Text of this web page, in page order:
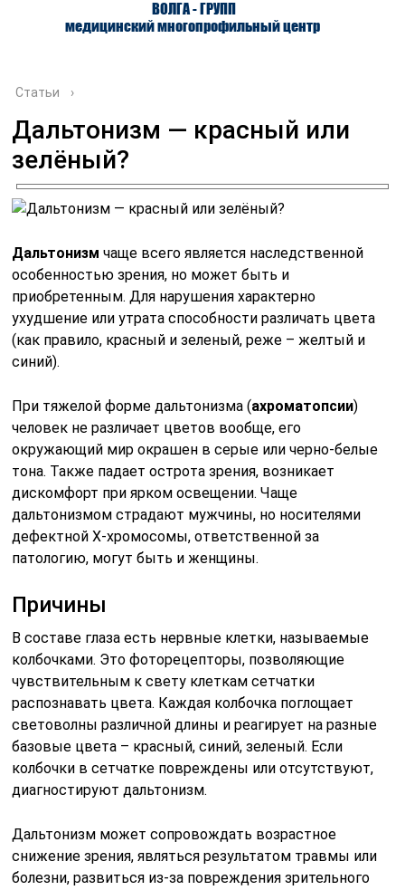
ВОЛГА - ГРУПП
медицинский многопрофильный центр
О ЦЕНТРЕ
Статьи ›
Дальтонизм — красный или
зелёный?
Дальтонизм чаще всего является наследственной
особенностью зрения, но может быть и
приобретенным. Для нарушения характерно
ухудшение или утрата способности различать цвета
(как правило, красный и зеленый, реже – желтый и
синий).
При тяжелой форме дальтонизма (ахроматопсии)
человек не различает цветов вообще, его
окружающий мир окрашен в серые или черно-белые
тона. Также падает острота зрения, возникает
дискомфорт при ярком освещении. Чаще
дальтонизмом страдают мужчины, но носителями
дефектной Х-хромосомы, ответственной за
патологию, могут быть и женщины.
Причины
В составе глаза есть нервные клетки, называемые
колбочками. Это фоторецепторы, позволяющие
чувствительным к свету клеткам сетчатки
распознавать цвета. Каждая колбочка поглощает
световолны различной длины и реагирует на разные
базовые цвета – красный, синий, зеленый. Если
колбочки в сетчатке повреждены или отсутствуют,
диагностируют дальтонизм.
Дальтонизм может сопровождать возрастное
снижение зрения, являться результатом травмы или
болезни, развиться из-за повреждения зрительного